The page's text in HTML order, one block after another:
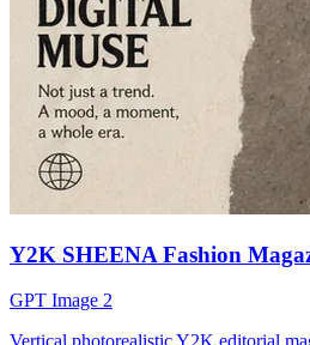
Y2K SHEENA Fashion
GPT Image 2